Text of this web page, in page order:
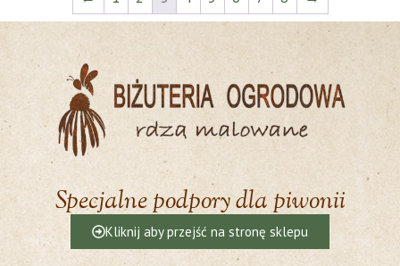
Specjalne podpory dla piwonii
Kliknij aby przejść na stronę sklepu